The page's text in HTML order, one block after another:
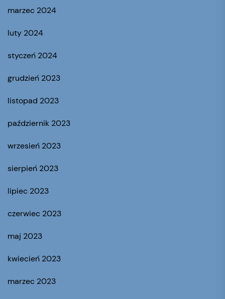
marzec 2024
luty 2024
styczeń 2024
grudzień 2023
listopad 2023
październik 2023
wrzesień 2023
sierpień 2023
lipiec 2023
czerwiec 2023
maj 2023
kwiecień 2023
marzec 2023